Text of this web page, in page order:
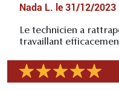
Nada L. le 31/12/2023
Le technicien a
travaillant